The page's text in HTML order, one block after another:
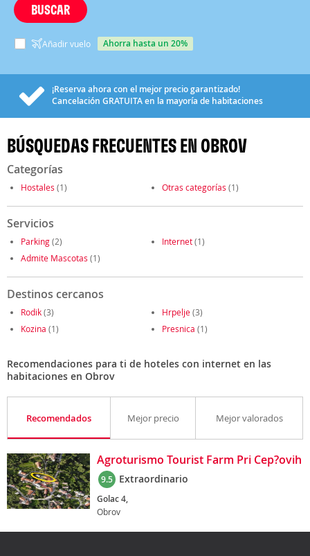
BUSCAR
Añadir vuelo ahorra hasta un 20%
¡Reserva ahora con el mejor precio garantizado!
Cancelación GRATUITAen la mayoría de habitaciones
BÚSQUEDAS FRECUENTES EN OBROV
Categorías
Hostales (1) Otras categorías (1)
Servicios
Parking(2) Internet(1)
Admite Mascotas (1)
Destinos cercanos
Rodik(3) Hrpelje(3)
Kozina (1) Presnica (1)
Recomendaciones para ti de hoteles con internet en las
habitaciones en Obrov
Recomendados Mejor precio Mejor valorados
Agroturismo Tourist Farm Pri Cep?ovih
9.5 Extraordinario
Golac 4,
Obrov